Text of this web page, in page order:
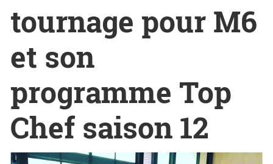
tournage pour M6
et son
programme Top
Chef saison 12